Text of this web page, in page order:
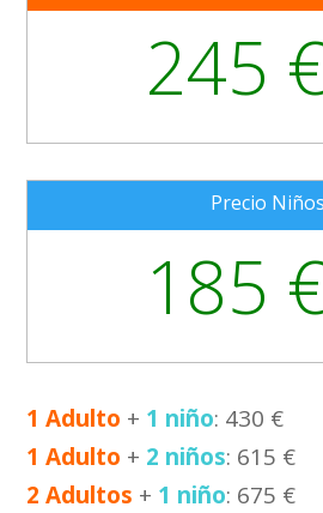
245
Precio Niños
185
1 Adulto + 1 niño: 430 €
1 Adulto + 2 niños: 615 €
2 Adultos + 1 niño: 675 €